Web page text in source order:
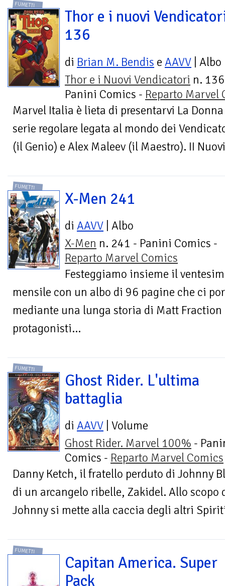
FUMETTI
Thor e i nuovi
136
di Brian M. Bendis e AAVV | Albo
Thor e i Nuovi Vendicatori n.
Panini Comics - Reparto Marvel
Marvel Italia è lieta di presentarvi La
serie regolare legata al mondo dei
(il Genio) e Alex Maleev (il Maestro). II
FUMETTI
X-Men 241
di AAVV | Albo
X-Men n. 241 - Panini Comics -
Reparto Marvel Comics
Festeggiamo insieme il
mensile con un albo di 96 pagine che ci
mediante una lunga storia di Matt Fraction
protagonisti...
FUMETTI
Ghost Rider. L'ultima
battaglia
di AAVV | Volume
Ghost Rider. Marvel 100% -
Comics - Reparto Marvel Comics
Danny Ketch, il fratello perduto di Johnny
di un arcangelo ribelle, Zakidel. Allo scopo
Johnny si mette alla caccia degli altri
FUMETTI
Capitan America. Super
Pack